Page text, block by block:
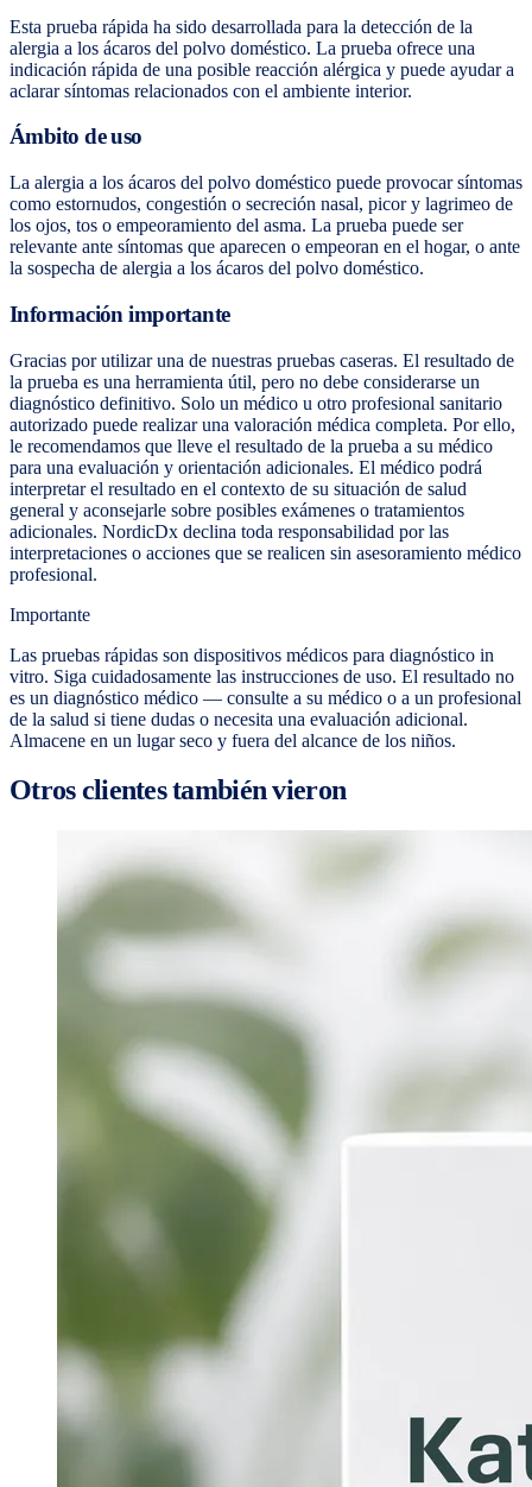
Esta prueba rápida ha sido desarrollada para la detección de la
alergia a los ácaros del polvo doméstico. La prueba ofrece una
indicación rápida de una posible reacción alérgica y puede ayudar a
aclarar síntomas relacionados con el ambiente interior.
Ámbito de uso
La alergia a los ácaros del polvo doméstico puede provocar síntomas
como estornudos, congestión o secreción nasal, picor y lagrimeo de
los ojos, tos o empeoramiento del asma. La prueba puede ser
relevante ante síntomas que aparecen o empeoran en el hogar, o ante
la sospecha de alergia a los ácaros del polvo doméstico.
Información importante
Gracias por utilizar una de nuestras pruebas caseras. El resultado de
la prueba es una herramienta útil, pero no debe considerarse un
diagnóstico definitivo. Solo un médico u otro profesional sanitario
autorizado puede realizar una valoración médica completa. Por ello,
le recomendamos que lleve el resultado de la prueba a su médico
para una evaluación y orientación adicionales. El médico podrá
interpretar el resultado en el contexto de su situación de salud
general y aconsejarle sobre posibles exámenes o tratamientos
adicionales. NordicDx declina toda responsabilidad por las
interpretaciones o acciones que se realicen sin asesoramiento médico
profesional.
Importante
Las pruebas rápidas son dispositivos médicos para diagnóstico in
vitro. Siga cuidadosamente las instrucciones de uso. El resultado no
es un diagnóstico médico — consulte a su médico o a un profesional
de la salud si tiene dudas o necesita una evaluación adicional.
Almacene en un lugar seco y fuera del alcance de los niños.
Otros clientes también vieron